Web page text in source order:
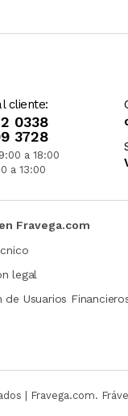
cliente:
0338
3728
a 18:00
a 13:00
Fravega.com
legal
de Usuarios
| Fravega.com.